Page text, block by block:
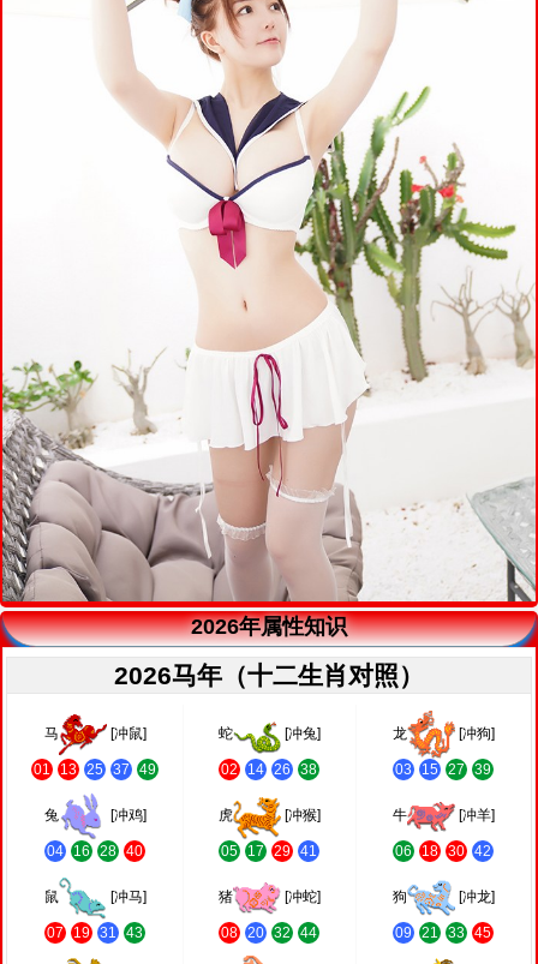
2026年属性知识
2026马年（十二生肖对照）
马 [冲鼠]
01 13 25 37 49
蛇 [冲兔]
02 14 26 38
龙 [冲狗]
03 15 27 39
兔 [冲鸡]
04 16 28 40
虎 [冲猴]
05 17 29 41
牛 [冲羊]
06 18 30 42
鼠 [冲马]
07 19 31 43
猪 [冲蛇]
08 20 32 44
狗 [冲龙]
09 21 33 45